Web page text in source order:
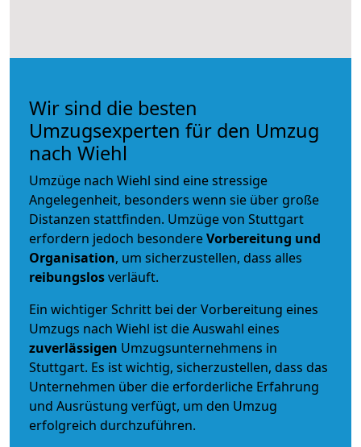
Wir sind die besten
Umzugsexperten für den Umzug
nach Wiehl
Umzüge nach Wiehl sind eine stressige
Angelegenheit, besonders wenn sie über große
Distanzen stattfinden. Umzüge von Stuttgart
erfordern jedoch besondereVorbereitung und
Organisation, um sicherzustellen, dass alles
reibungslosverläuft.
Ein wichtiger Schritt bei der Vorbereitung eines
Umzugs nach Wiehl ist die Auswahl eines
zuverlässigen Umzugsunternehmens in
Stuttgart. Es ist wichtig, sicherzustellen, dass das
Unternehmen über die erforderliche Erfahrung
und Ausrüstung verfügt, um den Umzug
erfolgreich durchzuführen.